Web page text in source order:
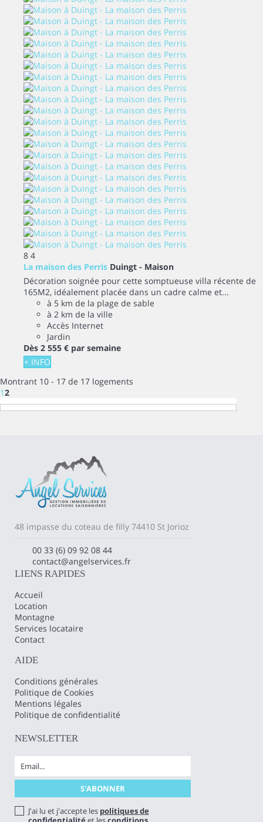
8 4
La maison des Perris Duingt - Maison
Décoration soignée pour cette somptueuse villa récente de
165M2, idéalement placée dans un cadre calme et...
à 5 km de la plage de sable
à 2 km de la ville
Accès Internet
Jardin
Dès 2 555 € par semaine
+ INFO
Montrant 10 - 17 de 17 logements
12
48 impasse du coteau de filly 74410 St Jorioz
00 33 (6) 09 92 08 44
contact@angelservices.fr
LIENS RAPIDES
Accueil
Location
Montagne
Services locataire
Contact
AIDE
Conditions générales
Politique de Cookies
Mentions légales
Politique de confidentialité
NEWSLETTER
J'ai lu et j'accepte les politiques de